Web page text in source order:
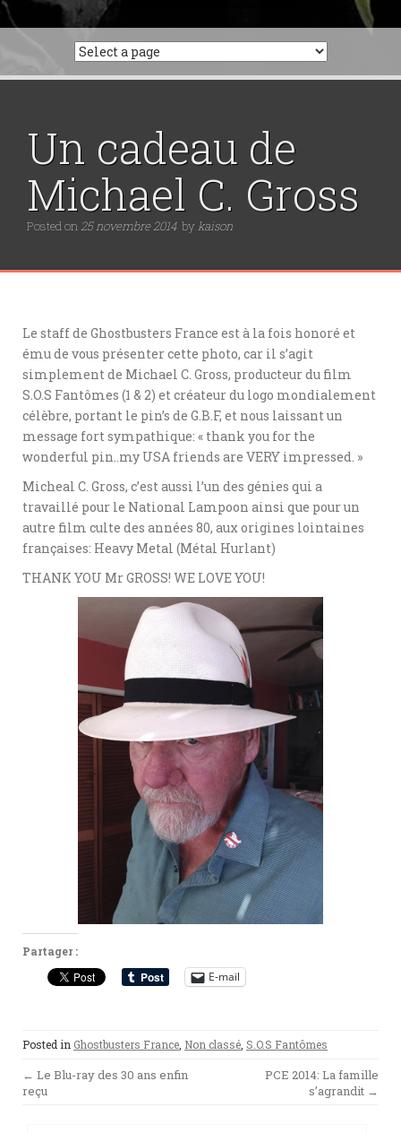
Un cadeau de
Michael C. Gross
Posted on 25 novembre 2014 by kaison
Le staff de Ghostbusters France est à la fois honoré et
ému de vous présenter cette photo, car il s’agit
simplement de Michael C. Gross, producteur du film
S.O.S Fantômes (1 & 2) et créateur du logo mondialement
célèbre, portant le pin’s de G.B.F, et nous laissant un
message fort sympathique: « thank you for the
wonderful pin..my USA friends are VERY impressed. »
Micheal C. Gross, c’est aussi l’un des génies qui a
travaillé pour le National Lampoon ainsi que pour un
autre film culte des années 80, aux origines lointaines
françaises: Heavy Metal (Métal Hurlant)
THANK YOU Mr GROSS! WE LOVE YOU!
Partager :
E-mail
Posted in Ghostbusters France Non classé S.O.S Fantômes
Post
navigation
← Le Blu-ray des 30 ans enfin
reçu
PCE 2014: La famille
s’agrandit →